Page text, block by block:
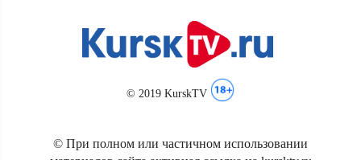
© 2019 KurskTV
© При полном или частичном использовании